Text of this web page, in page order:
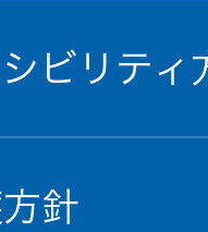
ビリティ
針